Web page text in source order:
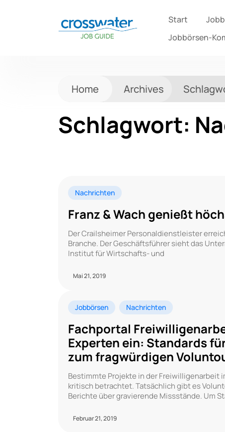
Start
Jobbörsen-
Home Archives
Schlagwort:
Nachrichten
Franz & Wach genießt
Der Crailsheimer Personaldienstleister
Branche. Der Geschäftsführer sieht das
Institut für Wirtschafts- und
Mai 21, 2019
Jobbörsen Nachrichten
Fachportal
Experten ein: Standards
zum fragwürdigen
Bestimmte Projekte in der Freiwilligenarbeit
kritisch betrachtet. Tatsächlich gibt es
Berichte über gravierende Missstände. Um
Februar 21, 2019